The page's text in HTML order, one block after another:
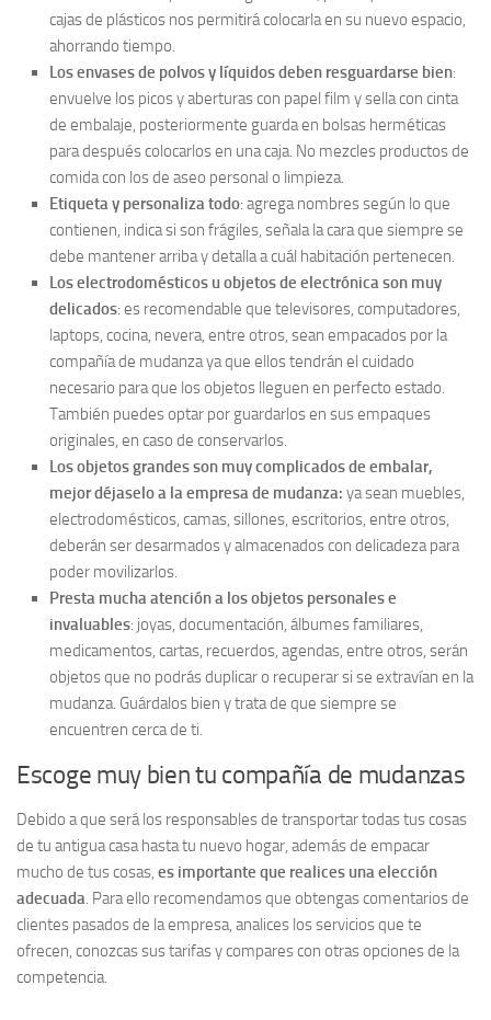
cajas de plásticos nos permitirá colocarla en su nuevo espacio,
ahorrando tiempo.
Los envases de polvos y líquidos deben resguardarse bien:
envuelve los picos y aberturas con papel film y sella con cinta
de embalaje, posteriormente guarda en bolsas herméticas
para después colocarlos en una caja. No mezcles productos de
comida con los de aseo personal o limpieza.
Etiqueta y personaliza todo: agrega nombres según lo que
contienen, indica si son frágiles, señala la cara que siempre se
debe mantener arriba y detalla a cuál habitación pertenecen.
Los electrodomésticos u objetos de electrónica son muy
delicados: es recomendable que televisores, computadores,
laptops, cocina, nevera, entre otros, sean empacados por la
compañía de mudanza ya que ellos tendrán el cuidado
necesario para que los objetos lleguen en perfecto estado.
También puedes optar por guardarlos en sus empaques
originales, en caso de conservarlos.
Los objetos grandes son muy complicados de embalar,
mejor déjaselo a la empresa de mudanza: ya sean muebles,
electrodomésticos, camas, sillones, escritorios, entre otros,
deberán ser desarmados y almacenados con delicadeza para
poder movilizarlos.
Presta mucha atención a los objetos personales e
invaluables: joyas, documentación, álbumes familiares,
medicamentos, cartas, recuerdos, agendas, entre otros, serán
objetos que no podrás duplicar o recuperar si se extravían en la
mudanza. Guárdalos bien y trata de que siempre se
encuentren cerca de ti.
Escoge muy bien tu compañía de mudanzas
Debido a que será los responsables de transportar todas tus cosas
de tu antigua casa hasta tu nuevo hogar, además de empacar
mucho de tus cosas, es importante que realices una elección
adecuada. Para ello recomendamos que obtengas comentarios de
clientes pasados de la empresa, analices los servicios que te
ofrecen, conozcas sus tarifas y compares con otras opciones de la
competencia.